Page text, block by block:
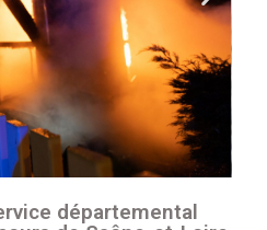
départemental